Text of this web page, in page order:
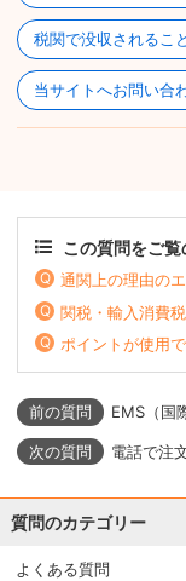
税関で没収されるこ
当サイトへお問い合
この質問をご
通関上の理由の
関税・輸入消費
ポイントが使用
EMS（国
電話で注
質問のカテゴリー
よくある質問